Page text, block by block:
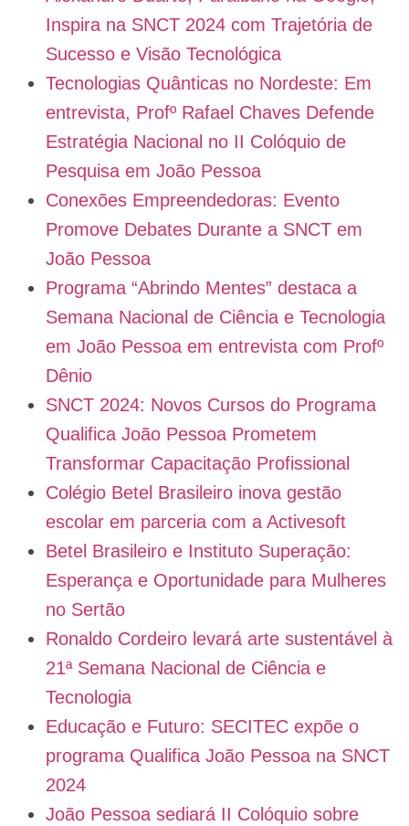
Inspira na SNCT 2024 com Trajetória de
Sucesso e Visão Tecnológica
Tecnologias Quânticas no Nordeste: Em
entrevista, Profº Rafael Chaves Defende
Estratégia Nacional no II Colóquio de
Pesquisa em João Pessoa
Conexões Empreendedoras: Evento
Promove Debates Durante a SNCT em
João Pessoa
Programa “Abrindo Mentes” destaca a
Semana Nacional de Ciência e Tecnologia
em João Pessoa em entrevista com Profº
Dênio
SNCT 2024: Novos Cursos do Programa
Qualifica João Pessoa Prometem
Transformar Capacitação Profissional
Colégio Betel Brasileiro inova gestão
escolar em parceria com a Activesoft
Betel Brasileiro e Instituto Superação:
Esperança e Oportunidade para Mulheres
no Sertão
Ronaldo Cordeiro levará arte sustentável à
21ª Semana Nacional de Ciência e
Tecnologia
Educação e Futuro: SECITEC expõe o
programa Qualifica João Pessoa na SNCT
2024
João Pessoa sediará II Colóquio sobre